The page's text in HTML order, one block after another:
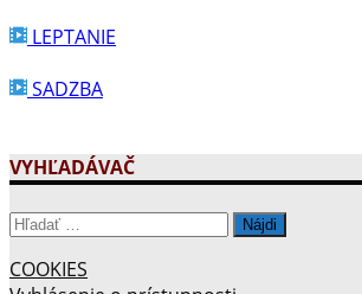
LEPTANIE
SADZBA
VYHĽADÁVAČ
Hľadať:
COOKIES